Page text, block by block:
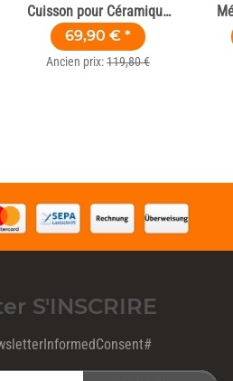
Cuisson pour Céramique
& Zircone – Offre 1+1
69,90 € *
Ancien prix:119,80 €
S'INSCRIRE